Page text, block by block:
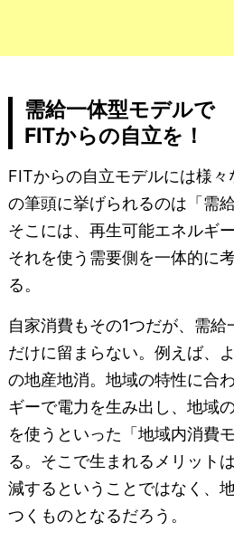
需給一体型モデルで
FITからの自立を！
FITからの自立モデルには様
の筆頭に挙げられるのは「需
そこには、再生可能エネルギ
それを使う需要側を一体的に
る。
自家消費もその1つだが、需
だけに留まらない。例えば、
の地産地消。地域の特性に合
ギーで電力を生み出し、地域
を使うといった「地域内消費
る。そこで生まれるメリット
減するということではなく、
つくものとなるだろう。